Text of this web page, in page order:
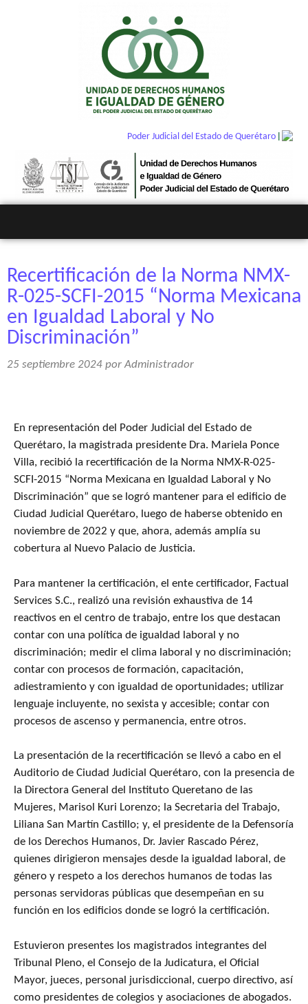
Poder Judicial del Estado de Querétaro|
Recertificación de la Norma NMX-
R-025-SCFI-2015 “Norma Mexicana
en Igualdad Laboral y No
Discriminación”
25 septiembre 2024 porAdministrador
En representación del Poder Judicial del Estado de
Querétaro, la magistrada presidente Dra. Mariela Ponce
Villa, recibió la recertificación de la Norma NMX-R-025-
SCFI-2015 “Norma Mexicana en Igualdad Laboral y No
Discriminación” que se logró mantener para el edificio de
Ciudad Judicial Querétaro, luego de haberse obtenido en
noviembre de 2022 y que, ahora, además amplía su
cobertura al Nuevo Palacio de Justicia.
Para mantener la certificación, el ente certificador, Factual
Services S.C., realizó una revisión exhaustiva de 14
reactivos en el centro de trabajo, entre los que destacan
contar con una política de igualdad laboral y no
discriminación; medir el clima laboral y no discriminación;
contar con procesos de formación, capacitación,
adiestramiento y con igualdad de oportunidades; utilizar
lenguaje incluyente, no sexista y accesible; contar con
procesos de ascenso y permanencia, entre otros.
La presentación de la recertificación se llevó a cabo en el
Auditorio de Ciudad Judicial Querétaro, con la presencia de
la Directora General del Instituto Queretano de las
Mujeres, Marisol Kuri Lorenzo; la Secretaria del Trabajo,
Liliana San Martín Castillo; y, el presidente de la Defensoría
de los Derechos Humanos, Dr. Javier Rascado Pérez,
quienes dirigieron mensajes desde la igualdad laboral, de
género y respeto a los derechos humanos de todas las
personas servidoras públicas que desempeñan en su
función en los edificios donde se logró la certificación.
Estuvieron presentes los magistrados integrantes del
Tribunal Pleno, el Consejo de la Judicatura, el Oficial
Mayor, jueces, personal jurisdiccional, cuerpo directivo, así
como presidentes de colegios y asociaciones de abogados.